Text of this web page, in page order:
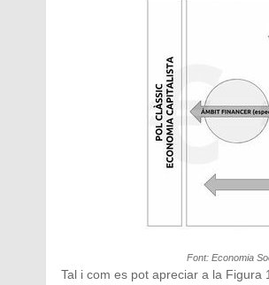
Font: Economia
Tal i com es pot apreciar a la Figura